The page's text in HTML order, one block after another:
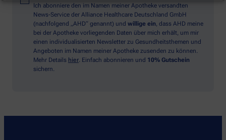
Ich abonniere den im Namen meiner Apotheke versandten
News-Service der Alliance Healthcare Deutschland GmbH
(nachfolgend „AHD“ genannt) und willige ein, dass AHD meine
bei der Apotheke vorliegenden Daten über mich erhält, um mir
einen individualisierten Newsletter zu Gesundheitsthemen und
Angeboten im Namen meiner Apotheke zusenden zu können.
Mehr Details hier. Einfach abonnieren und 10% Gutschein
sichern.